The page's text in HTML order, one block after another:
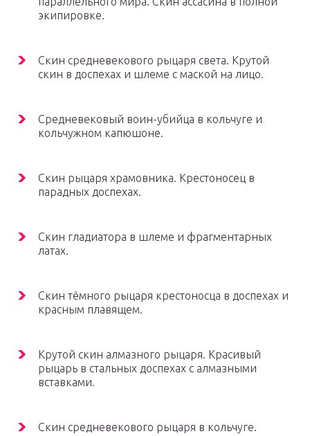
экипировке.
Скин средневекового рыцаря света. Крутой
скин в доспехах и шлеме с маской на лицо.
Средневековый воин-убийца в кольчуге и
кольчужном капюшоне.
Скин рыцаря храмовника. Крестоносец в
парадных доспехах.
Скин гладиатора в шлеме и фрагментарных
латах.
Скин тёмного рыцаря крестоносца в доспехах и
красным плавящем.
Крутой скин алмазного рыцаря. Красивый
рыцарь в стальных доспехах с алмазными
вставками.
Скин средневекового рыцаря в кольчуге.